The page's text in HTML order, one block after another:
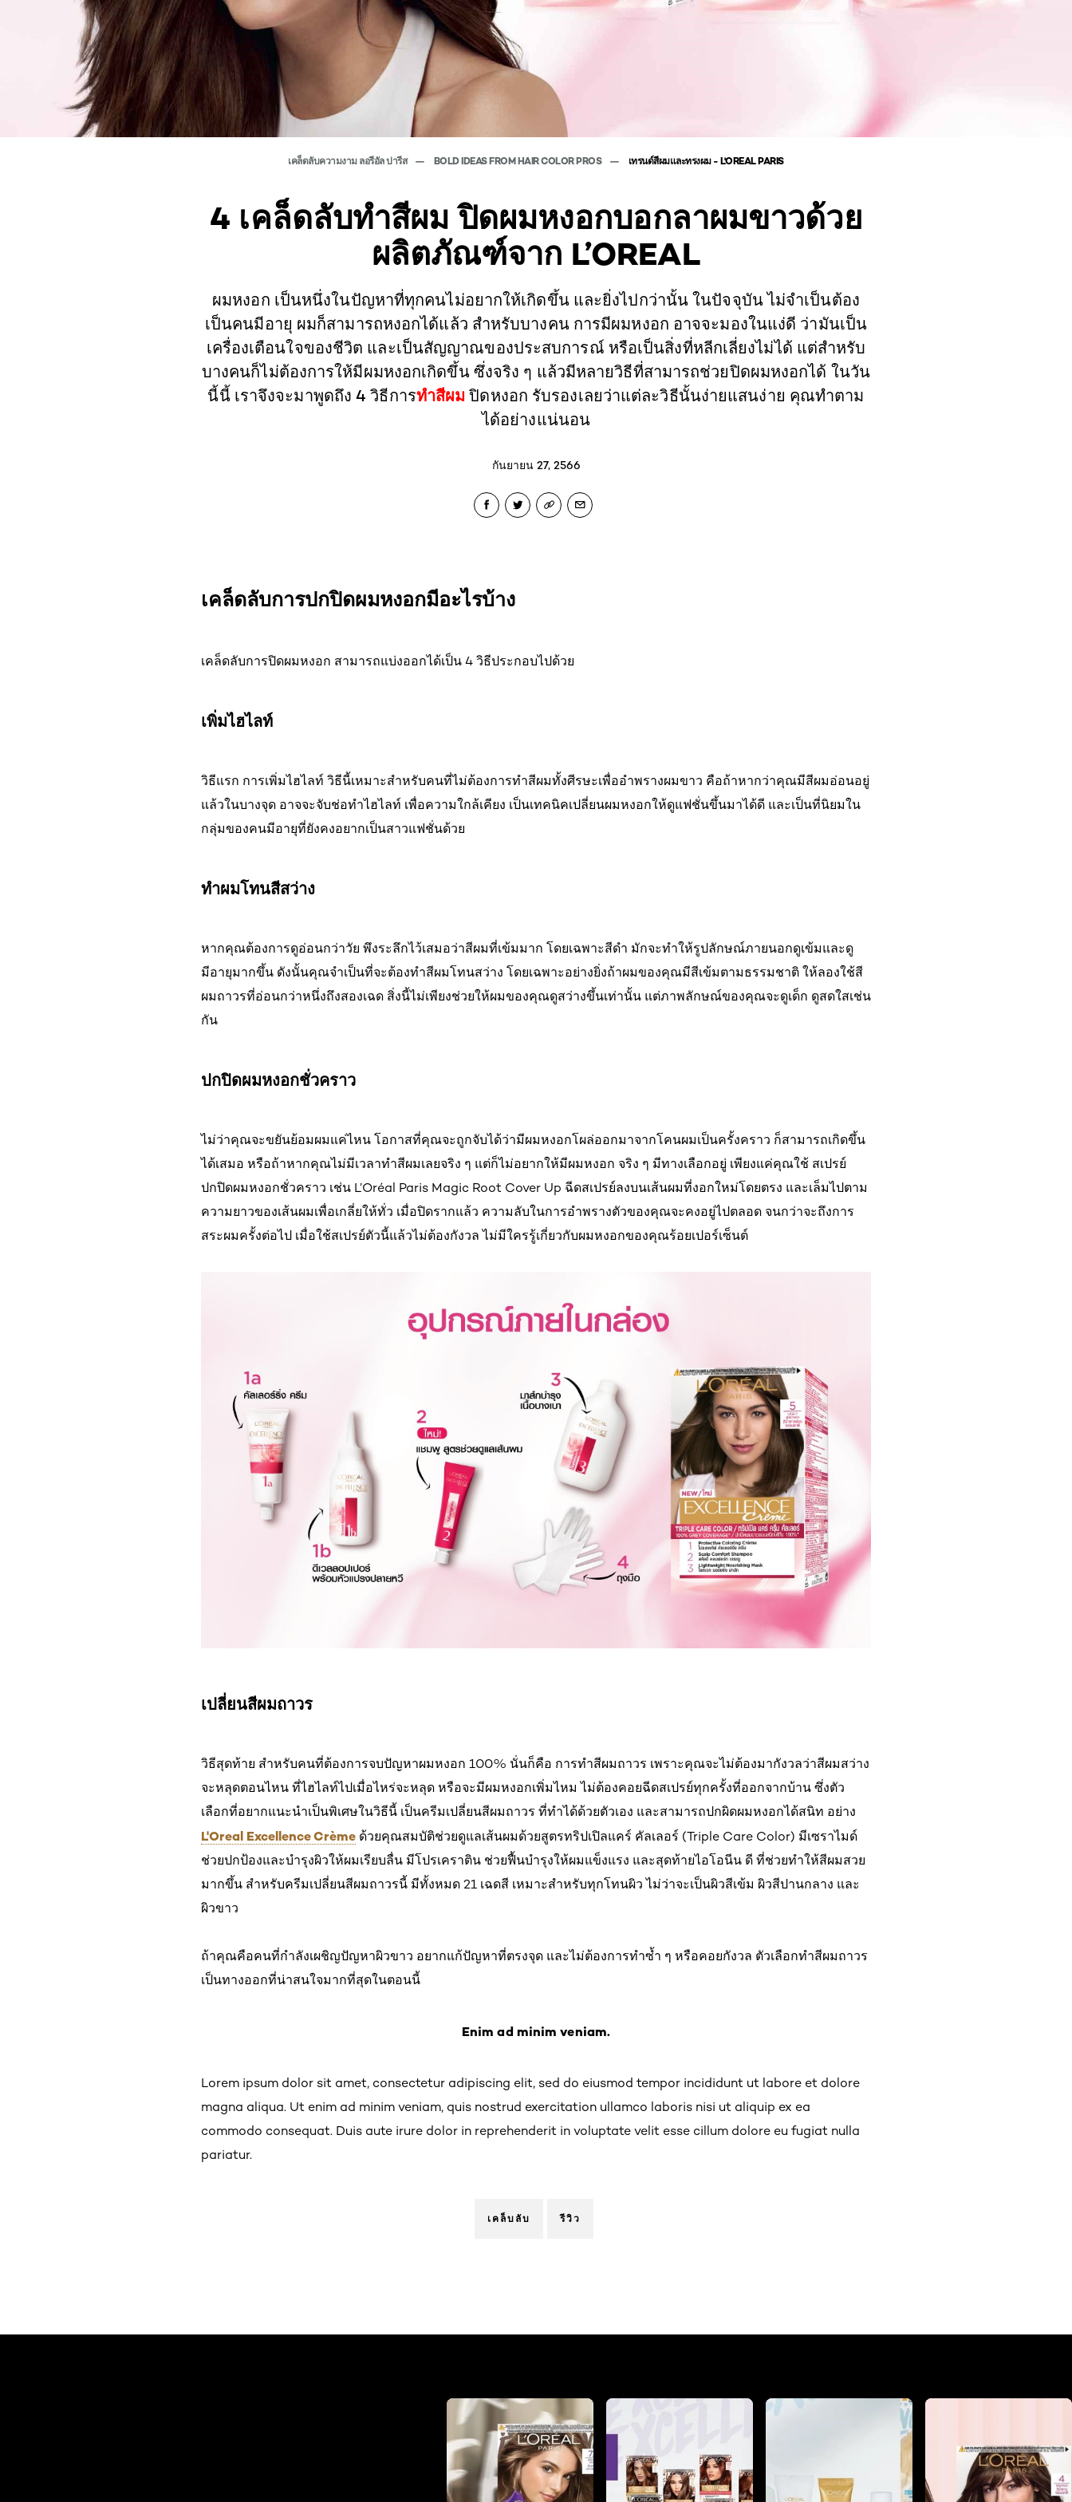
เคล็ดลับความงาม ลอรีอัล ปารีส BOLD IDEAS FROM HAIR COLOR PROS เทรนด์สีผมและทรงผม - L'OREAL PARIS
4 เคล็ดลับทำสีผม ปิดผมหงอกบอกลาผมขาวด้วย
ผลิตภัณฑ์จาก L’OREAL
ผมหงอก เป็นหนึ่งในปัญหาที่ทุกคนไม่อยากให้เกิดขึ้น และยิ่งไปกว่านั้น ในปัจจุบัน ไม่จำเป็นต้อง
เป็นคนมีอายุ ผมก็สามารถหงอกได้แล้ว สำหรับบางคน การมีผมหงอก อาจจะมองในแง่ดี ว่ามันเป็น
เครื่องเตือนใจของชีวิต และเป็นสัญญาณของประสบการณ์ หรือเป็นสิ่งที่หลีกเลี่ยงไม่ได้ แต่สำหรับ
บางคนก็ไม่ต้องการให้มีผมหงอกเกิดขึ้น ซึ่งจริง ๆ แล้วมีหลายวิธีที่สามารถช่วยปิดผมหงอกได้ ในวัน
นี้นี้ เราจึงจะมาพูดถึง 4 วิธีการทำสีผม ปิดหงอก รับรองเลยว่าแต่ละวิธีนั้นง่ายแสนง่าย คุณทำตาม
ได้อย่างแน่นอน
กันยายน 27, 2566
เคล็ดลับการปกปิดผมหงอกมีอะไรบ้าง
เคล็ดลับการปิดผมหงอก สามารถแบ่งออกได้เป็น 4 วิธีประกอบไปด้วย
เพิ่มไฮไลท์
วิธีแรก การเพิ่มไฮไลท์ วิธีนี้เหมาะสำหรับคนที่ไม่ต้องการทำสีผมทั้งศีรษะเพื่ออำพรางผมขาว คือถ้าหากว่าคุณมีสีผมอ่อนอยู่
แล้วในบางจุด อาจจะจับช่อทำไฮไลท์ เพื่อความใกล้เคียง เป็นเทคนิคเปลี่ยนผมหงอกให้ดูแฟชั่นขึ้นมาได้ดี และเป็นที่นิยมใน
กลุ่มของคนมีอายุที่ยังคงอยากเป็นสาวแฟชั่นด้วย
ทำผมโทนสีสว่าง
หากคุณต้องการดูอ่อนกว่าวัย พึงระลึกไว้เสมอว่าสีผมที่เข้มมาก โดยเฉพาะสีดำ มักจะทำให้รูปลักษณ์ภายนอกดูเข้มและดู
มีอายุมากขึ้น ดังนั้นคุณจำเป็นที่จะต้องทำสีผมโทนสว่าง โดยเฉพาะอย่างยิ่งถ้าผมของคุณมีสีเข้มตามธรรมชาติ ให้ลองใช้สี
ผมถาวรที่อ่อนกว่าหนึ่งถึงสองเฉด สิ่งนี้ไม่เพียงช่วยให้ผมของคุณดูสว่างขึ้นเท่านั้น แต่ภาพลักษณ์ของคุณจะดูเด็ก ดูสดใสเช่น
กัน
ปกปิดผมหงอกชั่วคราว
ไม่ว่าคุณจะขยันย้อมผมแค่ไหน โอกาสที่คุณจะถูกจับได้ว่ามีผมหงอกโผล่ออกมาจากโคนผมเป็นครั้งคราว ก็สามารถเกิดขึ้น
ได้เสมอ หรือถ้าหากคุณไม่มีเวลาทำสีผมเลยจริง ๆ แต่ก็ไม่อยากให้มีผมหงอก จริง ๆ มีทางเลือกอยู่ เพียงแค่คุณใช้ สเปรย์
ปกปิดผมหงอกชั่วคราว เช่น L’Oréal Paris Magic Root Cover Up ฉีดสเปรย์ลงบนเส้นผมที่งอกใหม่โดยตรง และเล็มไปตาม
ความยาวของเส้นผมเพื่อเกลี่ยให้ทั่ว เมื่อปิดรากแล้ว ความลับในการอำพรางตัวของคุณจะคงอยู่ไปตลอด จนกว่าจะถึงการ
สระผมครั้งต่อไป เมื่อใช้สเปรย์ตัวนี้แล้วไม่ต้องกังวล ไม่มีใครรู้เกี่ยวกับผมหงอกของคุณร้อยเปอร์เซ็นต์
เปลี่ยนสีผมถาวร
วิธีสุดท้าย สำหรับคนที่ต้องการจบปัญหาผมหงอก 100% นั่นก็คือ การทำสีผมถาวร เพราะคุณจะไม่ต้องมากังวลว่าสีผมสว่าง
จะหลุดตอนไหน ที่ไฮไลท์ไปเมื่อไหร่จะหลุด หรือจะมีผมหงอกเพิ่มไหม ไม่ต้องคอยฉีดสเปรย์ทุกครั้งที่ออกจากบ้าน ซึ่งตัว
เลือกที่อยากแนะนำเป็นพิเศษในวิธีนี้ เป็นครีมเปลี่ยนสีผมถาวร ที่ทำได้ด้วยตัวเอง และสามารถปกผิดผมหงอกได้สนิท อย่าง
L'Oreal Excellence Crème ด้วยคุณสมบัติช่วยดูแลเส้นผมด้วยสูตรทริปเปิลแคร์ คัลเลอร์ (Triple Care Color) มีเซราไมด์
ช่วยปกป้องและบำรุงผิวให้ผมเรียบลื่น มีโปรเคราติน ช่วยฟื้นบำรุงให้ผมแข็งแรง และสุดท้ายไอโอนีน ดี ที่ช่วยทำให้สีผมสวย
มากขึ้น สำหรับครีมเปลี่ยนสีผมถาวรนี้ มีทั้งหมด 21 เฉดสี เหมาะสำหรับทุกโทนผิว ไม่ว่าจะเป็นผิวสีเข้ม ผิวสีปานกลาง และ
ผิวขาว
ถ้าคุณคือคนที่กำลังเผชิญปัญหาผิวขาว อยากแก้ปัญหาที่ตรงจุด และไม่ต้องการทำซ้ำ ๆ หรือคอยกังวล ตัวเลือกทำสีผมถาวร
เป็นทางออกที่น่าสนใจมากที่สุดในตอนนี้
Enim ad minim veniam.
Lorem ipsum dolor sit amet, consectetur adipiscing elit, sed do eiusmod tempor incididunt ut labore et dolore
magna aliqua. Ut enim ad minim veniam, quis nostrud exercitation ullamco laboris nisi ut aliquip ex ea
commodo consequat. Duis aute irure dolor in reprehenderit in voluptate velit esse cillum dolore eu fugiat nulla
pariatur.
เคล็บลับ รีวิว